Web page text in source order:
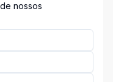
nossos